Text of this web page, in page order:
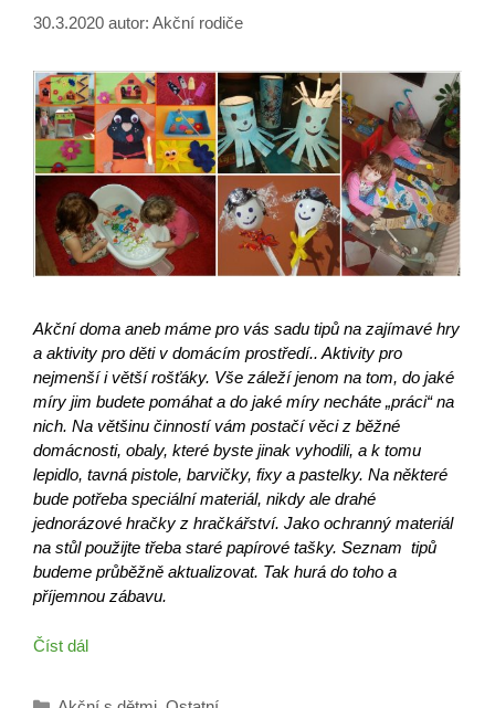
30.3.2020 autor: Akční rodiče
Akční doma aneb máme pro vás sadu tipů na zajímavé hry
a aktivity pro děti v domácím prostředí.. Aktivity pro
nejmenší i větší rošťáky. Vše záleží jenom na tom, do jaké
míry jim budete pomáhat a do jaké míry necháte „práci“ na
nich. Na většinu činností vám postačí věci z běžné
domácnosti, obaly, které byste jinak vyhodili, a k tomu
lepidlo, tavná pistole, barvičky, fixy a pastelky. Na některé
bude potřeba speciální materiál, nikdy ale drahé
jednorázové hračky z hračkářství. Jako ochranný materiál
na stůl použijte třeba staré papírové tašky. Seznam tipů
budeme průběžně aktualizovat. Tak hurá do toho a
příjemnou zábavu.
Číst dál
Rubriky